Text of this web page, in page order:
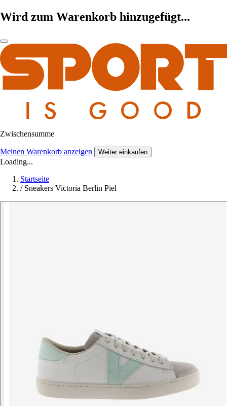
Wird zum Warenkorb hinzugefügt...
Zwischensumme
Meinen Warenkorb anzeigen Weiter einkaufen
Loading...
Startseite
/ Sneakers Victoria Berlin Piel